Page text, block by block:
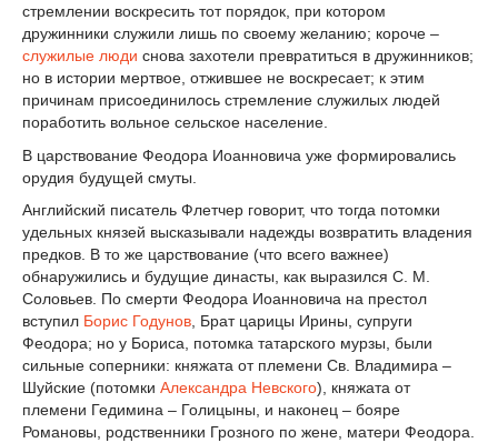
стремлении воскресить тот порядок, при котором
дружинники служили лишь по своему желанию; короче –
служилые люди снова захотели превратиться в дружинников;
но в истории мертвое, отжившее не воскресает; к этим
причинам присоединилось стремление служилых людей
поработить вольное сельское население.
В царствование Феодора Иоанновича уже формировались
орудия будущей смуты.
Английский писатель Флетчер говорит, что тогда потомки
удельных князей высказывали надежды возвратить владения
предков. В то же царствование (что всего важнее)
обнаружились и будущие династы, как выразился С. М.
Соловьев. По смерти Феодора Иоанновича на престол
вступил Борис Годунов, Брат царицы Ирины, супруги
Феодора; но у Бориса, потомка татарского мурзы, были
сильные соперники: княжата от племени Св. Владимира –
Шуйские (потомки Александра Невского), княжата от
племени Гедимина – Голицыны, и наконец – бояре
Романовы, родственники Грозного по жене, матери Феодора.